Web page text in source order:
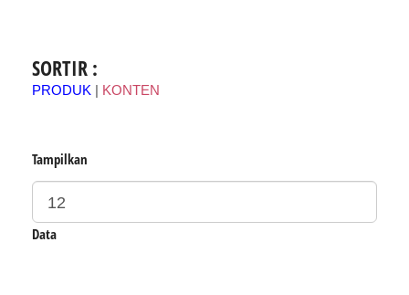
SORTIR :
PRODUK KONTEN
Tampilkan
Data